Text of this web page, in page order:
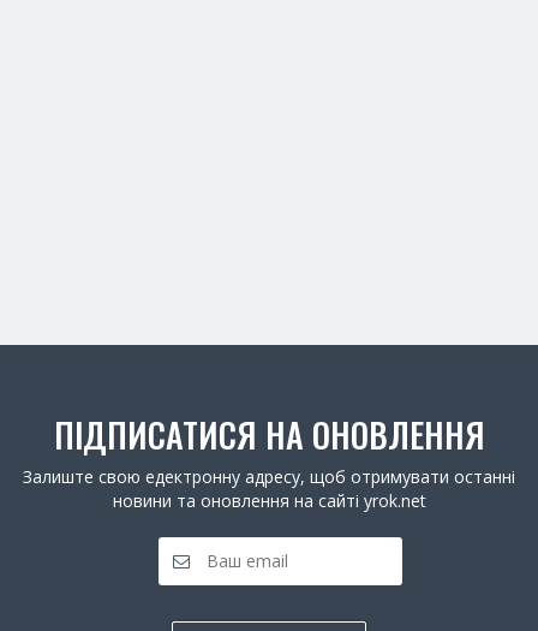
ПІДПИСАТИСЯ НА ОНОВЛЕННЯ
Залиште свою едектронну адресу, щоб отримувати останні
новини та оновлення на сайті yrok.net